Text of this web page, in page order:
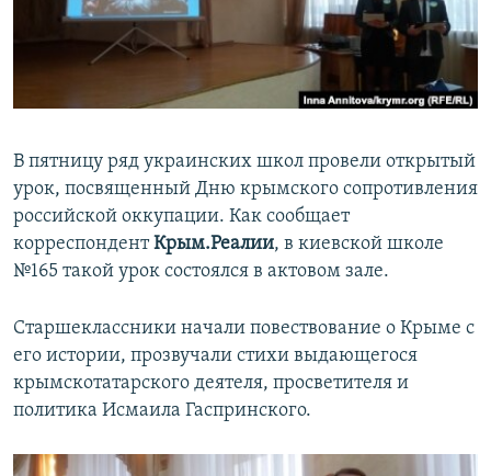
ПОБЕДИТЕЛЕЙ НЕ СУДЯТ?
КРЫМ.НЕПОКОРЕННЫЙ
ПРИСОЕДИНЯЙТЕСЬ!
Все сайты RFE/RL
В пятницу ряд украинских школ провели открытый
урок, посвященный Дню крымского сопротивления
российской оккупации. Как сообщает
корреспондентКрым.Реалии, в киевской школе
№165 такой урок состоялся в актовом зале.
Старшеклассники начали повествование о Крыме с
его истории, прозвучали стихи выдающегося
крымскотатарского деятеля, просветителя и
политика Исмаила Гаспринского.